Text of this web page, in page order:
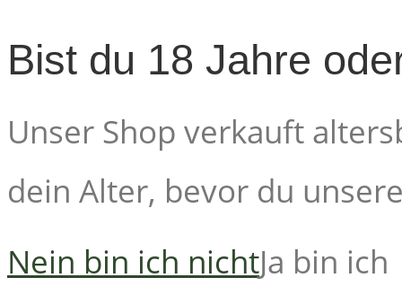
Bist du 18 Jahre
Unser Shop verkauft
dein Alter, bevor du
Nein bin ich nichtJa bin ich